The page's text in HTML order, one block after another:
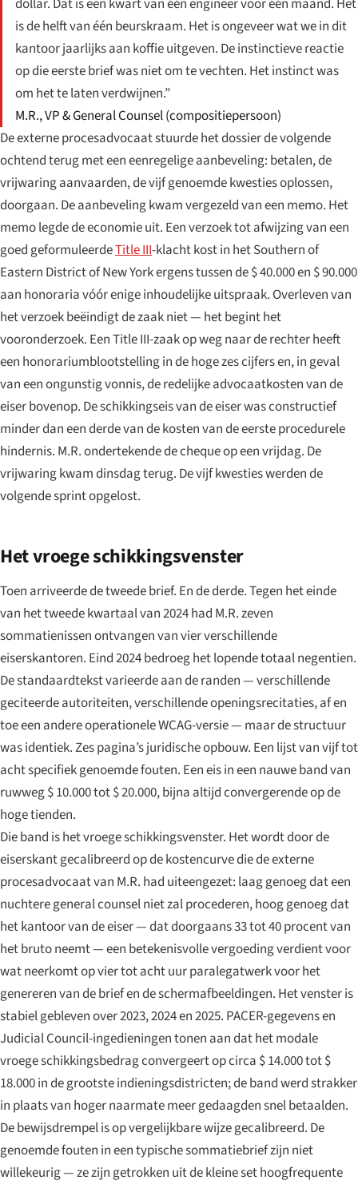
is de helft van één beurskraam. Het is ongeveer wat we in dit
kantoor jaarlijks aan koffie uitgeven. De instinctieve reactie
op die eerste brief was niet om te vechten. Het instinct was
om het te laten verdwijnen.”
M.R., VP & General Counsel (compositiepersoon)
De externe procesadvocaat stuurde het dossier de volgende
ochtend terug met een eenregelige aanbeveling: betalen, de
vrijwaring aanvaarden, de vijf genoemde kwesties oplossen,
doorgaan. De aanbeveling kwam vergezeld van een memo. Het
memo legde de economie uit. Een verzoek tot afwijzing van een
goed geformuleerdeTitle III-klacht kost in het Southern of
Eastern District of New York ergens tussen de $ 40.000 en $ 90.000
aan honoraria vóór enige inhoudelijke uitspraak. Overleven van
het verzoek beëindigt de zaak niet — het begint het
vooronderzoek. Een Title III-zaak op weg naar de rechter heeft
een honorariumblootstelling in de hoge zes cijfers en, in geval
van een ongunstig vonnis, de redelijke advocaatkosten van de
eiser bovenop. De schikkingseis van de eiser was constructief
minder dan een derde van de kosten van de eerste procedurele
hindernis. M.R. ondertekende de cheque op een vrijdag. De
vrijwaring kwam dinsdag terug. De vijf kwesties werden de
volgende sprint opgelost.
Het vroege schikkingsvenster
Toen arriveerde de tweede brief. En de derde. Tegen het einde
van het tweede kwartaal van 2024 had M.R. zeven
sommatienissen ontvangen van vier verschillende
eiserskantoren. Eind 2024 bedroeg het lopende totaal negentien.
De standaardtekst varieerde aan de randen — verschillende
geciteerde autoriteiten, verschillende openingsrecitaties, af en
toe een andere operationele WCAG-versie — maar de structuur
was identiek. Zes pagina’s juridische opbouw. Een lijst van vijf tot
acht specifiek genoemde fouten. Een eis in een nauwe band van
ruwweg $ 10.000 tot $ 20.000, bijna altijd convergerende op de
hoge tienden.
Die band is het vroege schikkingsvenster. Het wordt door de
eiserskant gecalibreerd op de kostencurve die de externe
procesadvocaat van M.R. had uiteengezet: laag genoeg dat een
nuchtere general counsel niet zal procederen, hoog genoeg dat
het kantoor van de eiser — dat doorgaans 33 tot 40 procent van
het bruto neemt — een betekenisvolle vergoeding verdient voor
wat neerkomt op vier tot acht uur paralegatwerk voor het
genereren van de brief en de schermafbeeldingen. Het venster is
stabiel gebleven over 2023, 2024 en 2025. PACER-gegevens en
Judicial Council-ingedieningen tonen aan dat het modale
vroege schikkingsbedrag convergeert op circa $ 14.000 tot $
18.000 in de grootste indieningsdistricten; de band werd strakker
in plaats van hoger naarmate meer gedaagden snel betaalden.
De bewijsdrempel is op vergelijkbare wijze gecalibreerd. De
genoemde fouten in een typische sommatiebrief zijn niet
willekeurig — ze zijn getrokken uit de kleine set hoogfrequente